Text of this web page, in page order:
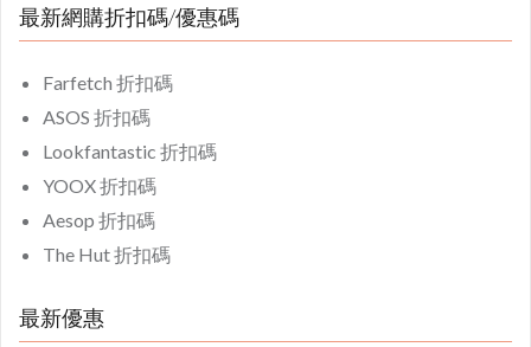
最新網購折扣碼/優惠碼
Farfetch 折扣碼
ASOS 折扣碼
Lookfantastic 折扣碼
YOOX 折扣碼
Aesop 折扣碼
The Hut 折扣碼
最新優惠